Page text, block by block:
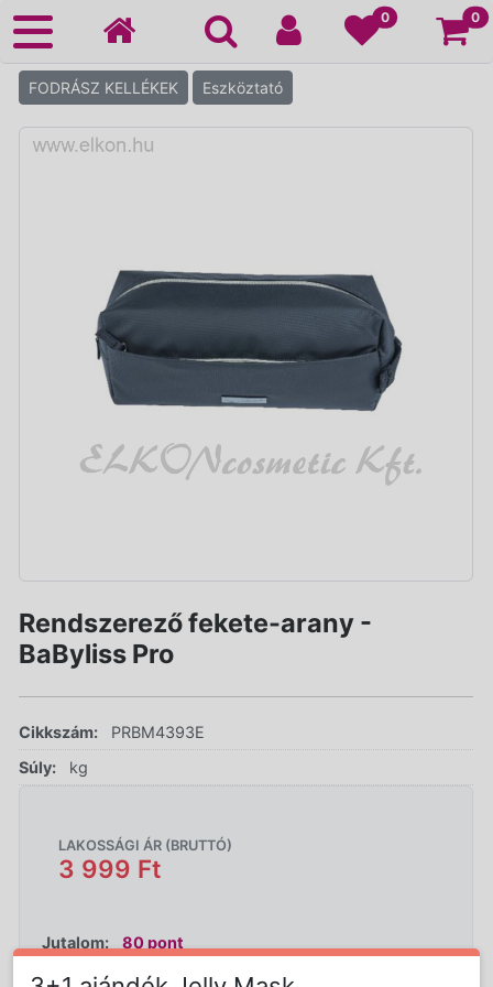
0 0
FODRÁSZ KELLÉKEK Eszköztató
Rendszerező fekete-arany -
BaByliss Pro
Cikkszám:
PRBM4393E
Súly:
kg
LAKOSSÁGI ÁR (BRUTTÓ)
3 999 Ft
Jutalom: 80 pont